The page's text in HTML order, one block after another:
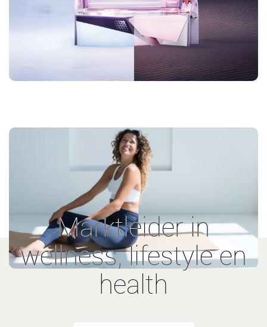
Marktleider in
wellness, lifestyle en
health